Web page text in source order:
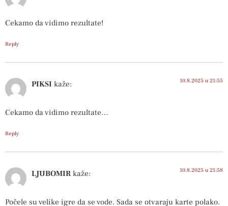
Cekamo da vidimo rezultate!
Reply
PIKSI kaže: 10.8.2025 u 21:55
Cekamo da vidimo rezultate…
Reply
LJUBOMIR kaže: 10.8.2025 u 21:58
Počele su velike igre da se vode. Sada se otvaraju karte polako.